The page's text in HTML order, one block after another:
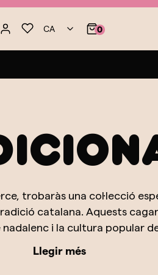
CA 0
trobaràs una col·lecció
catalana. Aquests
i la cultura popular
per als que desitgen
Llegir més